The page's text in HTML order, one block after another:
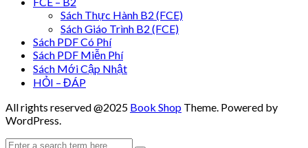
Sách Thực Hành B2 (FCE)
Sách Giáo Trình B2 (FCE)
Sách PDF Có Phí
Sách PDF Miễn Phí
Sách Mới Cập Nhật
HỎI – ĐÁP
All rights reserved @2025 Book Shop Theme. Powered by
WordPress.